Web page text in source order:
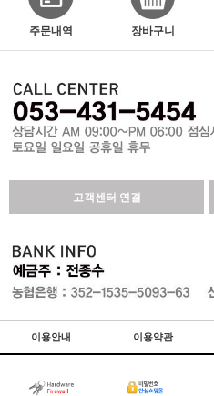
주문내역 장바구니
고객센터 연결
이용안내 이용약관